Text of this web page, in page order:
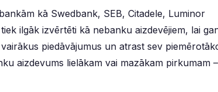
kā Swedbank, SEB, Citadele, Luminor
ilgāk izvērtēti kā nebanku aizdevējiem, lai
piedāvājumus un atrast sev
aizdevums lielākam vai mazākam pirkumam –